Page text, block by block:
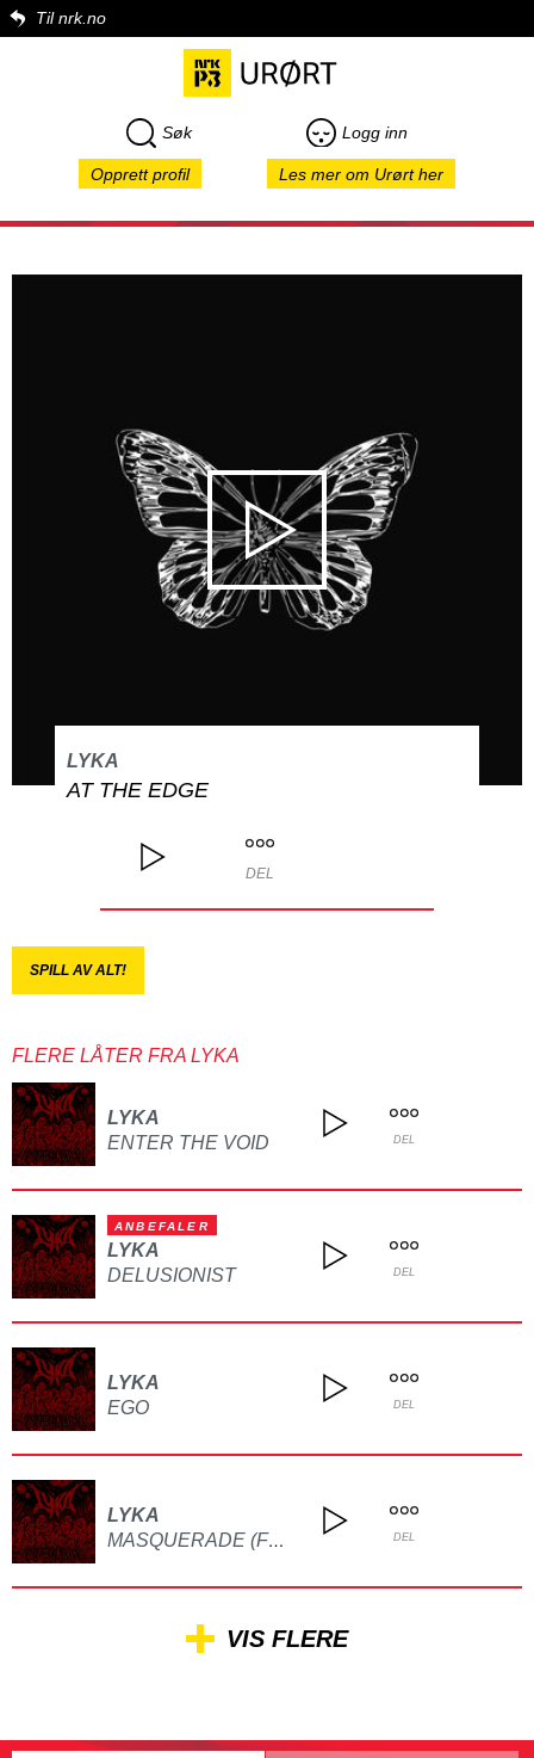
Til nrk.no
Søk Logg inn
Opprett profil Les mer om Urørt her
LYKA
AT THE EDGE
DEL
SPILL AV ALT!
FLERE LÅTER FRA LYKA
LYKA
ENTER THE VOID
DEL
ANBEFALER
LYKA
DELUSIONIST
DEL
LYKA
EGO
DEL
LYKA
MASQUERADE (FEAT. SOULSICK) DEL
VIS FLERE